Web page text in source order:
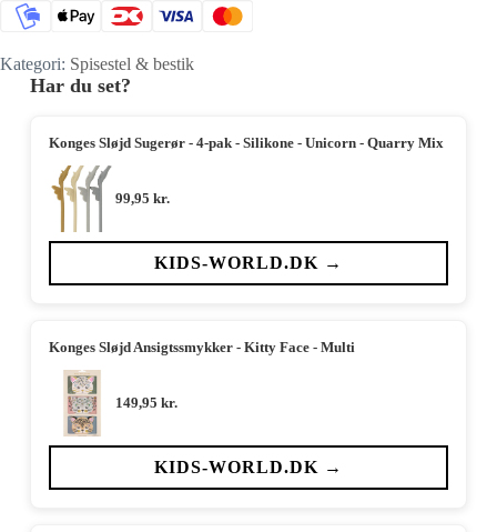
Kategori: Spisestel & bestik
Har du set?
Konges Sløjd Sugerør - 4-pak - Silikone - Unicorn - Quarry Mix
99,95 kr.
KIDS-WORLD.DK →
Konges Sløjd Ansigtssmykker - Kitty Face - Multi
149,95 kr.
KIDS-WORLD.DK →